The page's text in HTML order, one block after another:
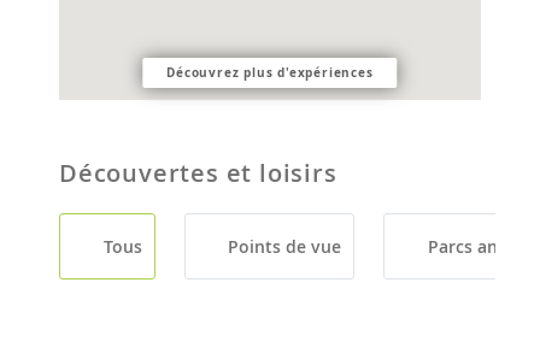
Découvrez plus d'expériences
Découvertes et loisirs
Tous Points de vue Parcs